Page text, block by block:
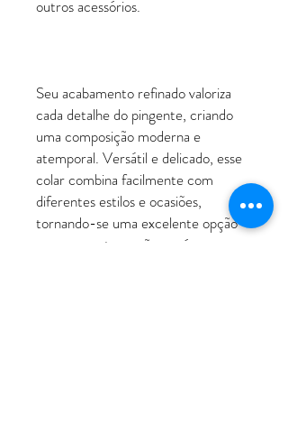
outros acessórios.
Seu acabamento refinado valoriza
cada detalhe do pingente, criando
uma composição moderna e
atemporal. Versátil e delicado, esse
colar combina facilmente com
diferentes estilos e ocasiões,
tornando-se uma excelente opção
para presentear mães, avós ou